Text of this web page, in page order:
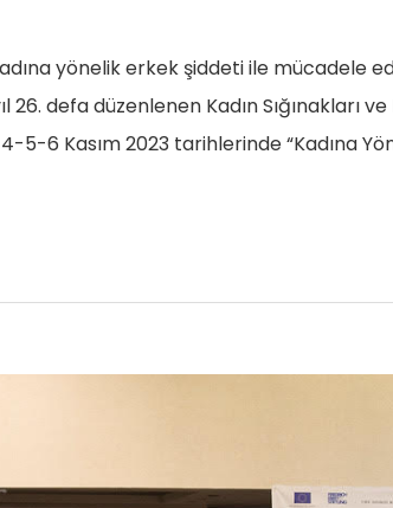
Kadına yönelik erkek şiddeti ile
defa düzenlenen Kadın Sığınakları
5-6 Kasım 2023 tarihlerinde “Kadına